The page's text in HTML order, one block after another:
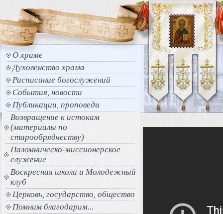
О храме
Духовенство храма
Расписание богослужений
События, новости
Публикации, проповеди
Возвращение к истокам
(материалы по
старообрядчеству)
Паломническо-миссионерское
служение
Воскресная школа и Молодежный
клуб
Церковь, государство, общество
Помним благодарим...